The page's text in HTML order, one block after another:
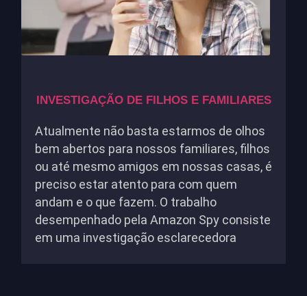
INVESTIGAÇÃO DE FILHOS E FAMILIARES
Atualmente não basta estarmos de olhos
bem abertos para nossos familiares, filhos
ou até mesmo amigos em nossas casas, é
preciso estar atento para com quem
andam e o que fazem. O trabalho
desempenhado pela Amazon Spy consiste
em uma investigação esclarecedora